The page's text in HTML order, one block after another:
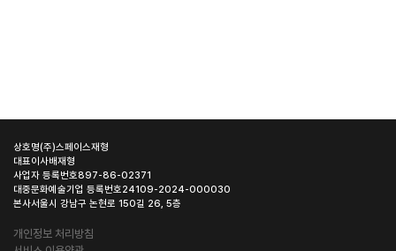
상호명(주)스페이스재형
대표이사배재형
사업자 등록번호897-86-02371
대중문화예술기업 등록번호24109-2024-000030
본사서울시 강남구 논현로 150길 26, 5층
개인정보 처리방침